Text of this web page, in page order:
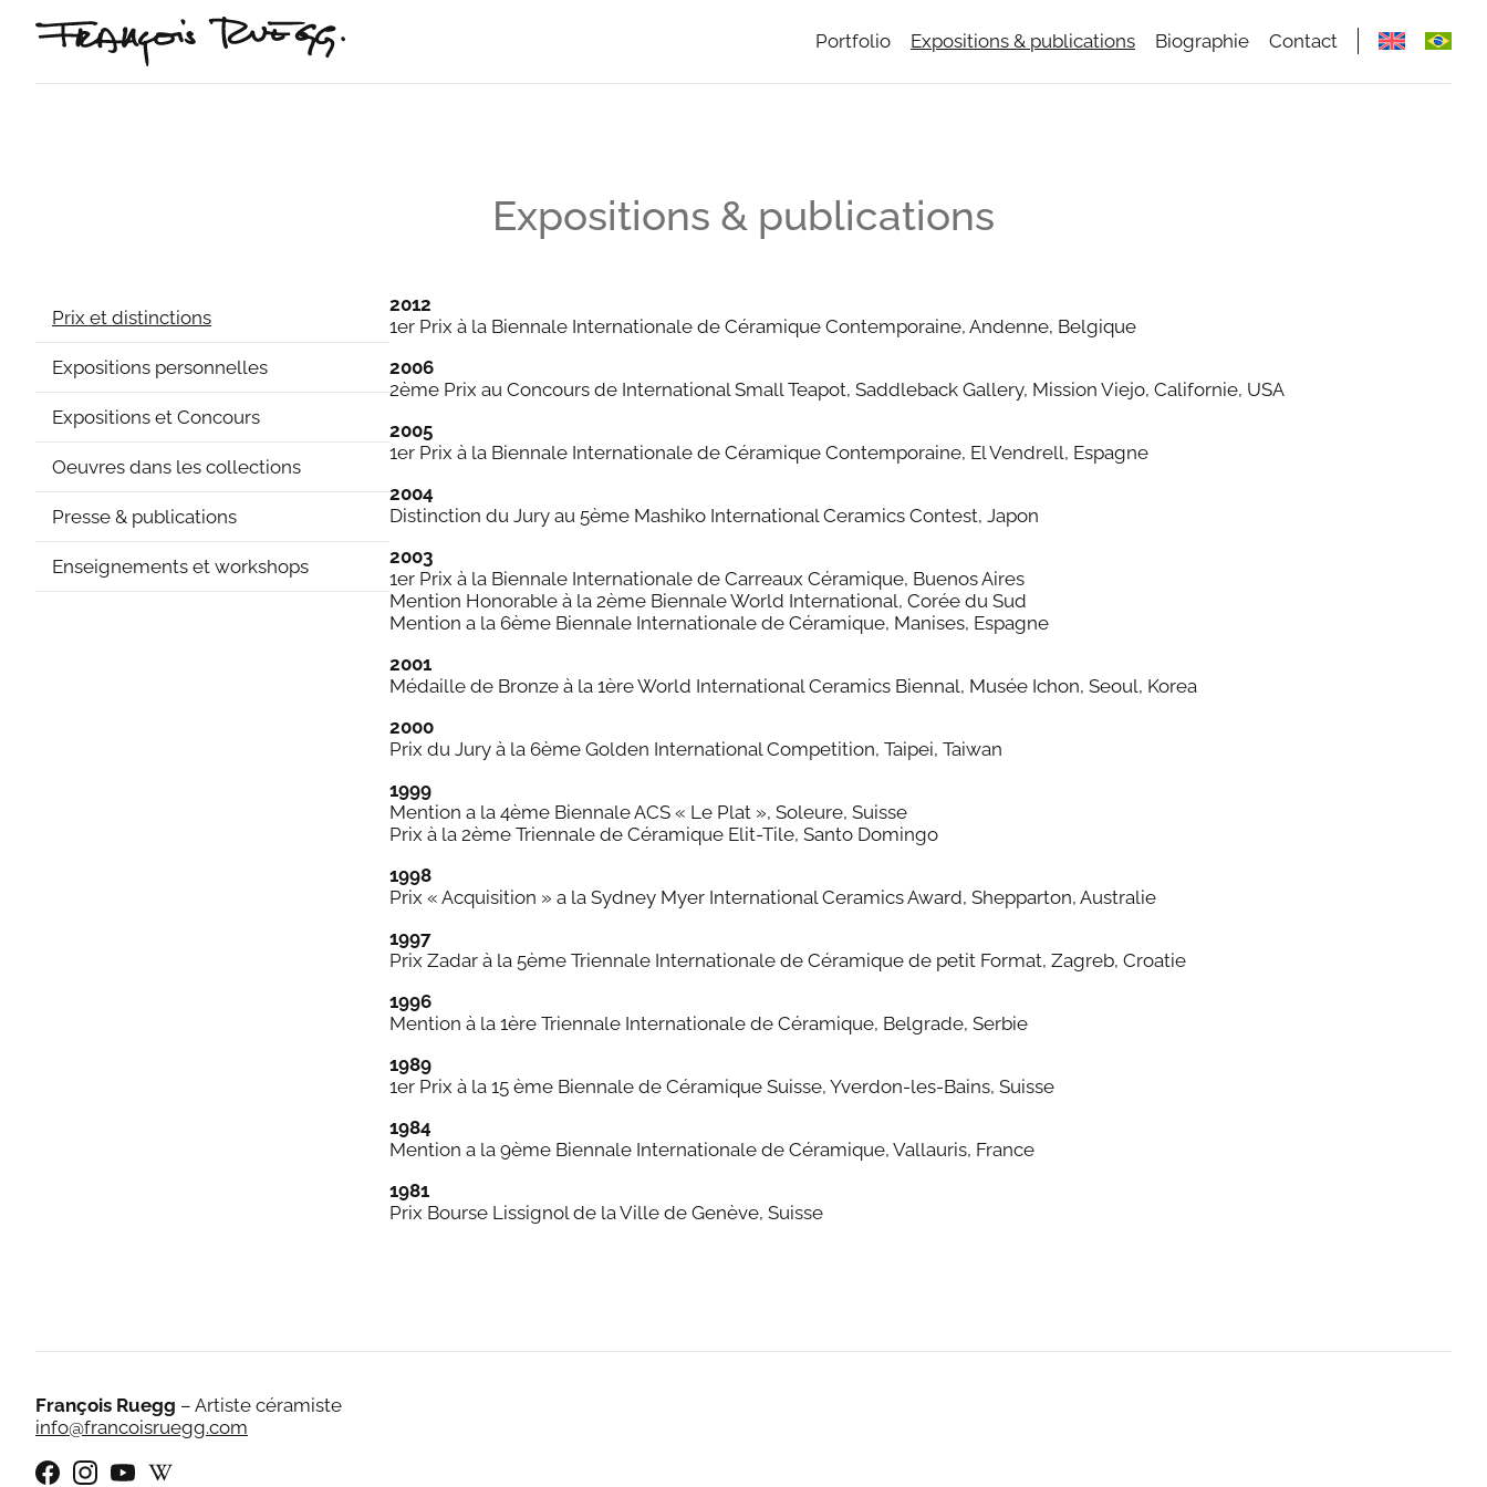
Portfolio Expositions & publications Biographie Contact
Expositions & publications
Prix et distinctions
Expositions personnelles
Expositions et Concours
Oeuvres dans les collections
Presse & publications
Enseignements et workshops
2012
1er Prix à la Biennale Internationale de Céramique Contemporaine, Andenne, Belgique
2006
2ème Prix au Concours de International Small Teapot, Saddleback Gallery, Mission Viejo, Californie, USA
2005
1er Prix à la Biennale Internationale de Céramique Contemporaine, El Vendrell, Espagne
2004
Distinction du Jury au 5ème Mashiko International Ceramics Contest, Japon
2003
1er Prix à la Biennale Internationale de Carreaux Céramique, Buenos Aires
Mention Honorable à la 2ème Biennale World International, Corée du Sud
Mention a la 6ème Biennale Internationale de Céramique, Manises, Espagne
2001
Médaille de Bronze à la 1ère World International Ceramics Biennal, Musée Ichon, Seoul, Korea
2000
Prix du Jury à la 6ème Golden International Competition, Taipei, Taiwan
1999
Mention a la 4ème Biennale ACS « Le Plat », Soleure, Suisse
Prix à la 2ème Triennale de Céramique Elit-Tile, Santo Domingo
1998
Prix « Acquisition » a la Sydney Myer International Ceramics Award, Shepparton, Australie
1997
Prix Zadar à la 5ème Triennale Internationale de Céramique de petit Format, Zagreb, Croatie
1996
Mention à la 1ère Triennale Internationale de Céramique, Belgrade, Serbie
1989
1er Prix à la 15 ème Biennale de Céramique Suisse, Yverdon-les-Bains, Suisse
1984
Mention a la 9ème Biennale Internationale de Céramique, Vallauris, France
1981
Prix Bourse Lissignol de la Ville de Genève, Suisse
François Ruegg – Artiste céramiste
info@francoisruegg.com